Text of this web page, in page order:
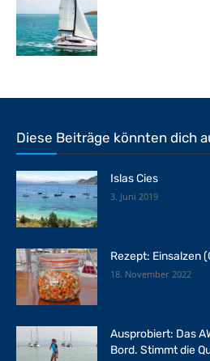
Diese Beiträge könnten dich
Islas Cies
3. Juni 2019
Rezept: Einsalzen
18. November 2022
Ausprobiert: Das
Bord. Stimmt die